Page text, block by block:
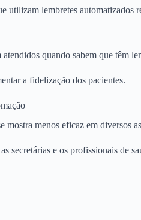
utilizam lembretes automatizados
quando sabem que têm
a fidelização dos pacientes.
mostra menos eficaz em diversos
secretárias e os profissionais de